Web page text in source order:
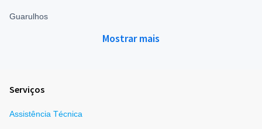
Guarulhos
Mostrar mais
Serviços
Assistência Técnica